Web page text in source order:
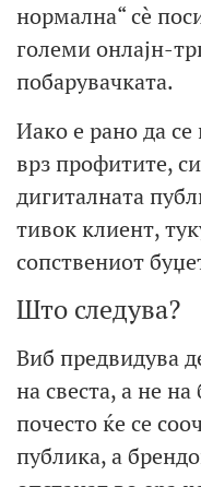
нормална“ сè
големи онлајн-
побарувачката.
Иако е рано да
врз профитите,
дигиталната
тивок клиент,
сопствениот
Што следува?
Виб предвидува
на свеста, а не
почесто ќе се
публика, а